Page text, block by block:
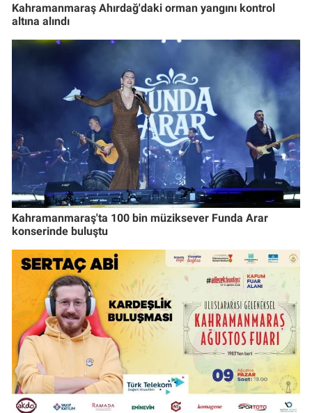
Kahramanmaraş Ahırdağ'daki orman yangını kontrol
altına alındı
Kahramanmaraş'ta 100 bin müziksever Funda Arar
konserinde buluştu